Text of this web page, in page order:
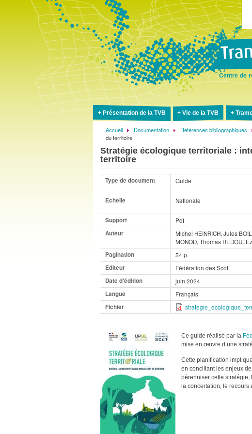
Centre de
Présentation de la TVB Vie de la TVB
Fil
d'Ariane
Accueil Documentation Références bibliographiques
du territoire
Stratégie écologique territoriale :
territoire
Type de document Guide
Echelle Nationale
Support
Pdf
Auteur
Michel HEINRICH, Jules
MONOD, Thomas
Pagination
54 p.
Editeur
Fédération des Scot
Date d'édition
juin 2024
Langue
Français
Fichier
Ce guide réalisé par la
mise en œuvre d’une
Cette planification
en conciliant les enjeux
pérenniser cette stratégie,
la concertation, le